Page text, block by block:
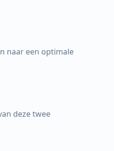
naar een optimale
deze twee